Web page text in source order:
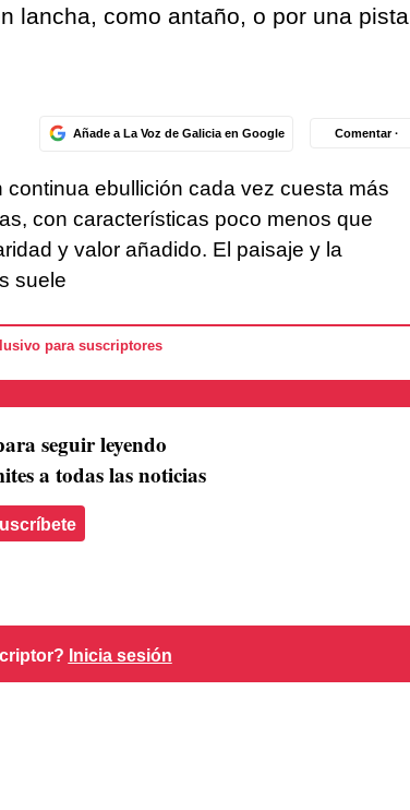
lancha, como antaño, o por una pista
Añade a La Voz de Galicia en Google Comentar ·
ebullición cada vez cuesta más
con características poco menos que
y valor añadido. El paisaje y la
suele
para suscriptores
seguir leyendo
a todas las noticias
Inicia sesión